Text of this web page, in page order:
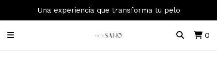
Una experiencia que transforma tu pelo
0